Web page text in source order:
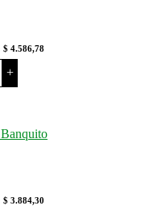
$ 4.586,78
+
$ 3.884,30